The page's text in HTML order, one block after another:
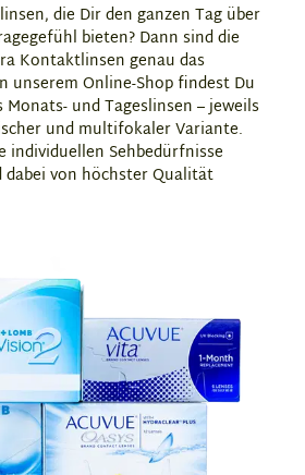
die Dir den ganzen Tag über
bieten? Dann sind die
Kontaktlinsen genau das
unserem Online-Shop findest Du
und Tageslinsen – jeweils
und multifokaler Variante.
individuellen Sehbedürfnisse
dabei von höchster Qualität